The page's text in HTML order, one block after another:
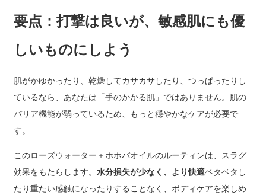
要点：打撃は良いが、敏感肌にも優
しいものにしよう
肌がかゆかったり、乾燥してカサカサしたり、つっぱったりし
ているなら、あなたは「手のかかる肌」ではありません。肌の
バリア機能が弱っているため、もっと穏やかなケアが必要で
す。
このローズウォーター＋ホホバオイルのルーティンは、スラグ
効果をもたらします。 水分損失が少なく、より快適ベタベタし
たり重たい感触になったりすることなく、ボディケアを楽しめ